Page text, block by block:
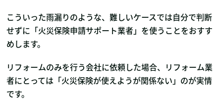
こういった雨漏りのような、難しいケースでは自分で判断
せずに「火災保険申請サポート業者」を使うことをおすす
めします。
リフォームのみを行う会社に依頼した場合、リフォーム業
者にとっては「火災保険が使えようが関係ない」のが実情
です。